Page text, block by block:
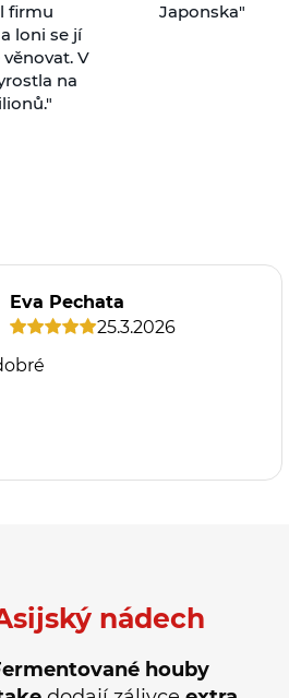
firmu
loni se jí
V
na
Japonska"
nádech
houby
Eva Pechata
25.3.2026